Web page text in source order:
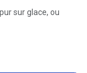
sur glace, ou